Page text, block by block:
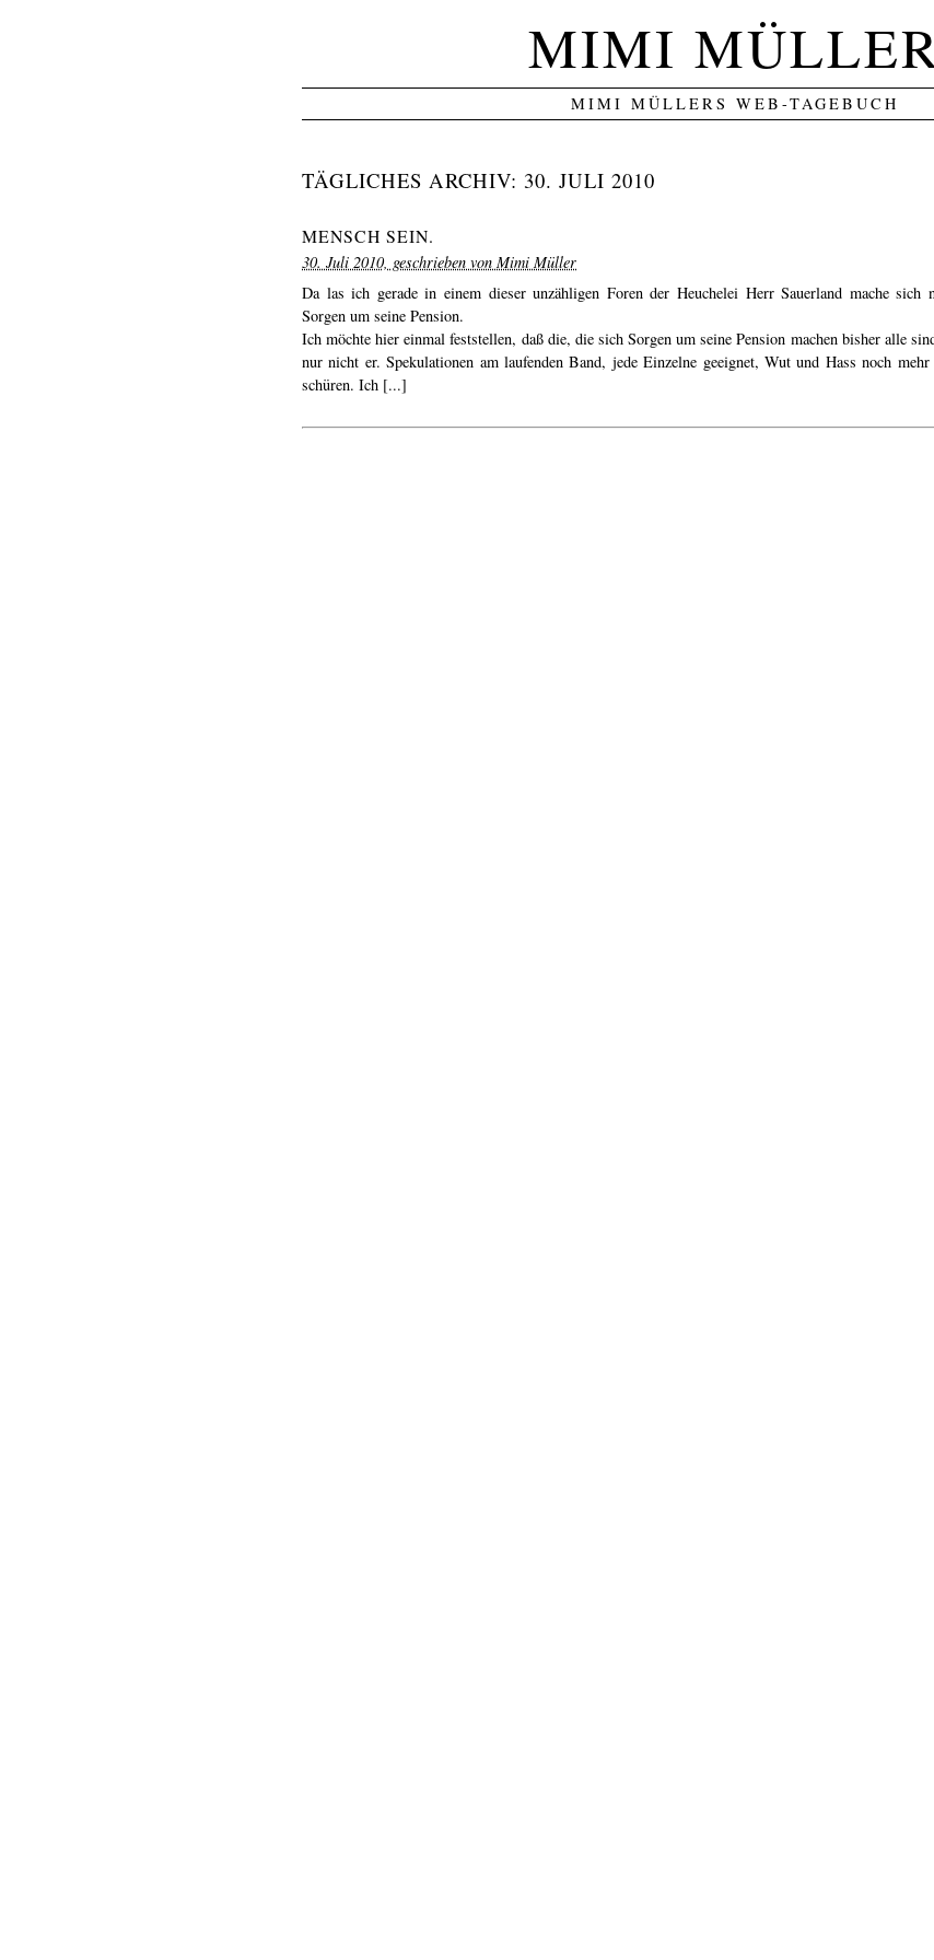
MIMI
MIMI MÜLLERS WEB-TAGEBUCH
TÄGLICHES ARCHIV: 30. JULI 2010
MENSCH SEIN.
30. Juli 2010, geschrieben von Mimi Müller
Da las ich gerade in einem dieser unzähligen Foren der Heuchelei Herr Sauerland mache sich
Sorgen um seine Pension.
Ich möchte hier einmal feststellen, daß die, die sich Sorgen um seine Pension machen bisher alle
nur nicht er. Spekulationen am laufenden Band, jede Einzelne geeignet, Wut und Hass noch mehr
schüren. Ich [...]